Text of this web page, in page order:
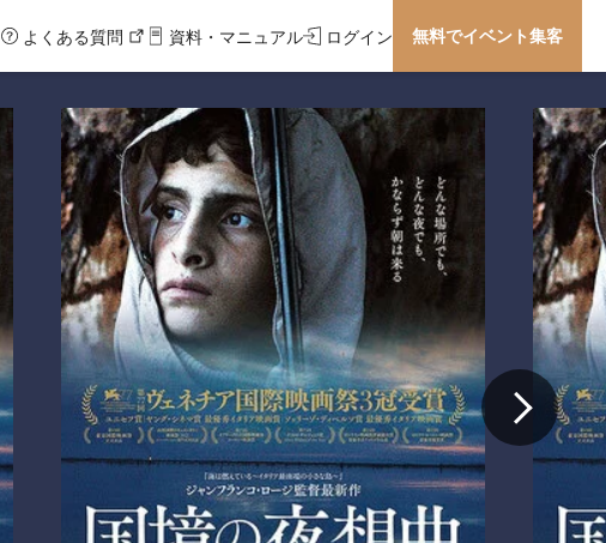
よくある質問 資料・マニュアル ログイン 無料でイベント集客